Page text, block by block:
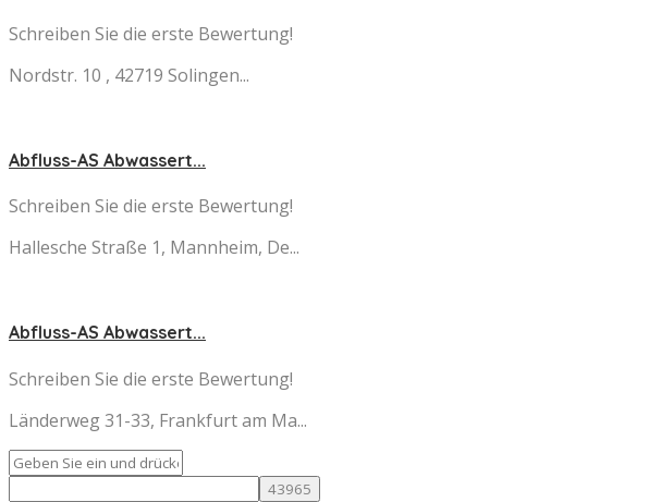
Schreiben Sie die erste Bewertung!
Nordstr. 10 , 42719 Solingen...
Abfluss-AS Abwassert...
Schreiben Sie die erste Bewertung!
Hallesche Straße 1, Mannheim, De...
Abfluss-AS Abwassert...
Schreiben Sie die erste Bewertung!
Länderweg 31-33, Frankfurt am Ma...